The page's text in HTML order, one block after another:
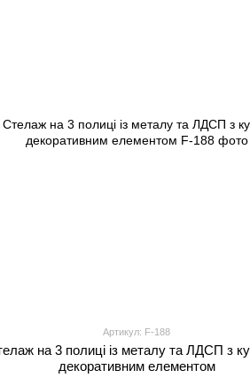
Артикул: F-188
на 3 полиці із металу та ЛДСП з
декоративним елементом